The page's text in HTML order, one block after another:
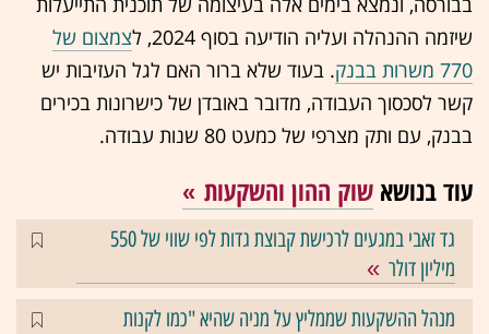
שיזמה ההנהלה ועליה הודיעה בסוף 2024, ל
צמצום של
770 משרות בבנק
. בעוד שלא ברור האם לגל העזיבות יש
קשר לסכסוך העבודה, מדובר באובדן של כישרונות בכירים
בבנק, עם ותק מצרפי של כמעט 80 שנות עבודה.
עוד בנושא שוק ההון והשקעות
גד זאבי במגעים לרכישת קבוצת גדות לפי שווי של 550
מיליון דולר
מנהל ההשקעות שממליץ על מניה שהיא "כמו לקנות